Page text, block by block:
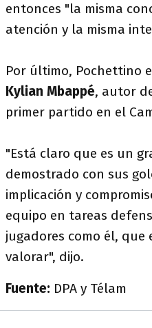
entonces "la misma
atención y la misma
Por último, Pochettino
Kylian Mbappé, autor
primer partido en el
"Está claro que es un
demostrado con sus
implicación y
equipo en tareas
jugadores como él,
valorar", dijo.
Fuente: DPA y Télam